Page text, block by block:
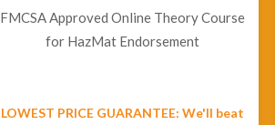
FMCSA Approved Online Theory Course
for HazMat Endorsement
LOWEST PRICE GUARANTEE: We'll beat